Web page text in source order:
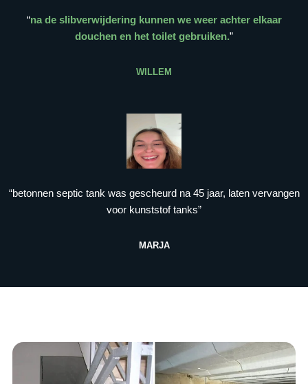
“na de slibverwijdering kunnen we weer achter elkaar
douchen en het toilet gebruiken.”
WILLEM
“betonnen septic tank was gescheurd na 45 jaar, laten vervangen
voor kunststof tanks”
MARJA